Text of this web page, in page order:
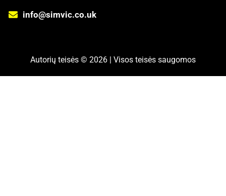
info@simvic.co.uk
Autorių teisės © 2026 | Visos teisės saugomos